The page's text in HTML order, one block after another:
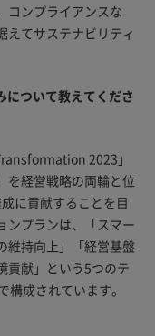
コンプライアンスな
えてサステナビリティ
について教えてくださ
2023」
を経営戦略の両輪と位
に貢献することを目
ンプランは、「スマー
維持向上」「経営基盤
貢献」という5つのテ
成されています。